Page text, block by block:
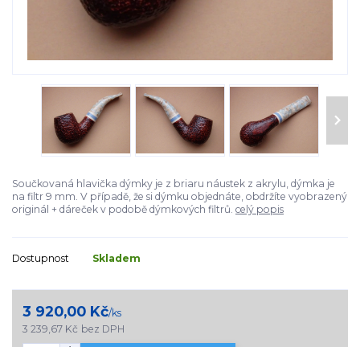
Součkovaná hlavička dýmky je z briaru náustek z akrylu, dýmka je
na filtr 9 mm. V případě, že si dýmku objednáte, obdržíte vyobrazený
originál + dáreček v podobě dýmkových filtrů. celý popis
Dostupnost Skladem
3 920,00 Kč/ks
3 239,67 Kč bez DPH